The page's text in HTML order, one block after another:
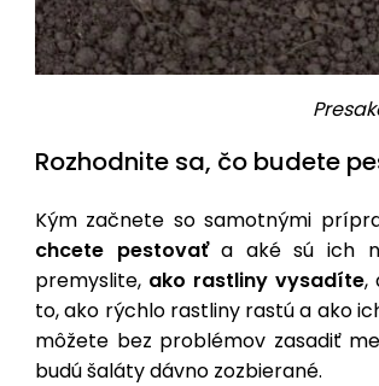
Rozhodnite sa, čo budete
Kým začnete so samotnými
chcete pestovaťa aké sú ich
premyslite, ako rastliny vysadíte,
to, ako rýchlo rastliny rastú a ako
môžete bez problémov zasadiť
budú šaláty dávno zozbierané.